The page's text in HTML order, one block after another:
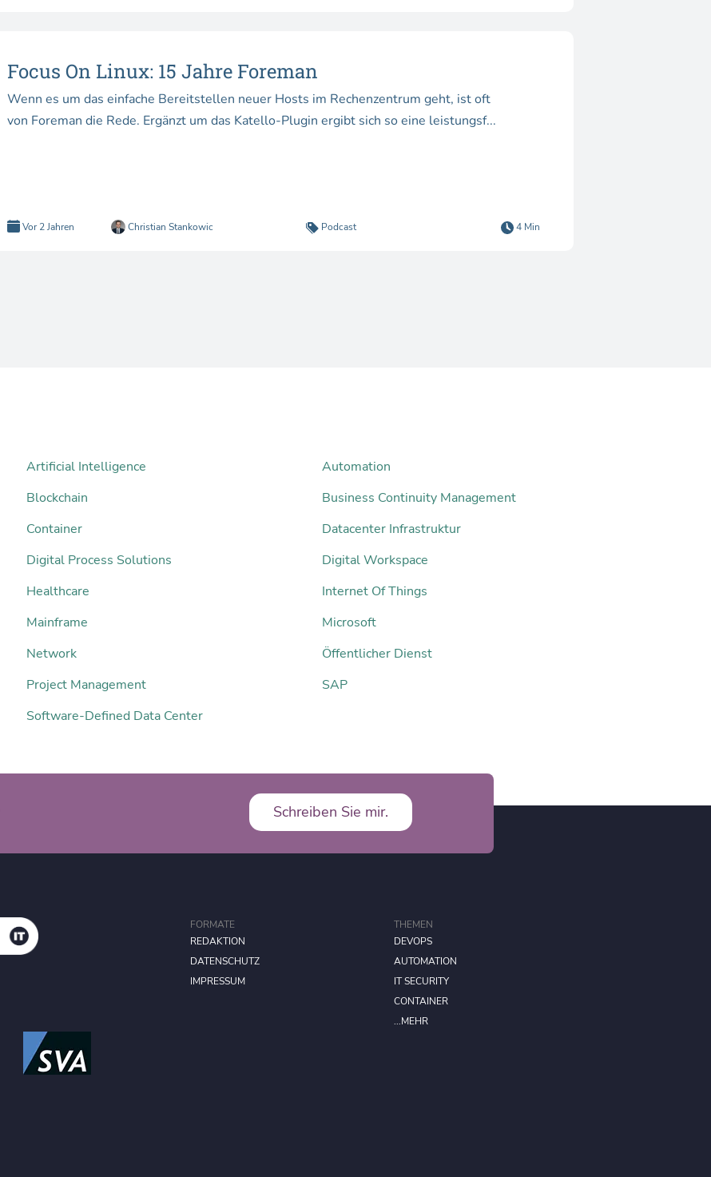
Focus On Linux: 15 Jahre Foreman
Wenn es um das einfache Bereitstellen neuer Hosts im Rechenzentrum geht, ist oft
von Foreman die Rede. Ergänzt um das Katello-Plugin ergibt sich so eine leistungsf...
Vor 2 Jahren Christian Stankowic Podcast 4 Min
Artificial Intelligence
Automation
Blockchain
Business Continuity Management
Container
Datacenter Infrastruktur
Digital Process Solutions
Digital Workspace
Healthcare
Internet Of Things
Mainframe
Microsoft
Network
Öffentlicher Dienst
Project Management
SAP
Software-Defined Data Center
Schreiben Sie mir.
FORMATE
REDAKTION
DATENSCHUTZ
IMPRESSUM
THEMEN
DEVOPS
AUTOMATION
IT SECURITY
CONTAINER
...MEHR